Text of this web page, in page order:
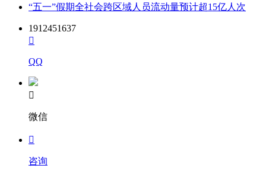
“五一”假期全社会跨区域人员流动量预计超15亿人次
1912451637

QQ

微信

咨询